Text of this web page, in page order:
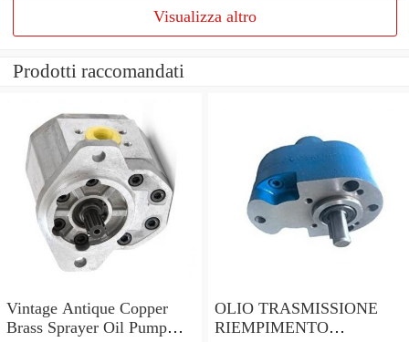
Visualizza altro
Prodotti raccomandati
Vintage Antique Copper
Brass Sprayer Oil Pump
OLIO TRASMISSIONE
RIEMPIMENTO